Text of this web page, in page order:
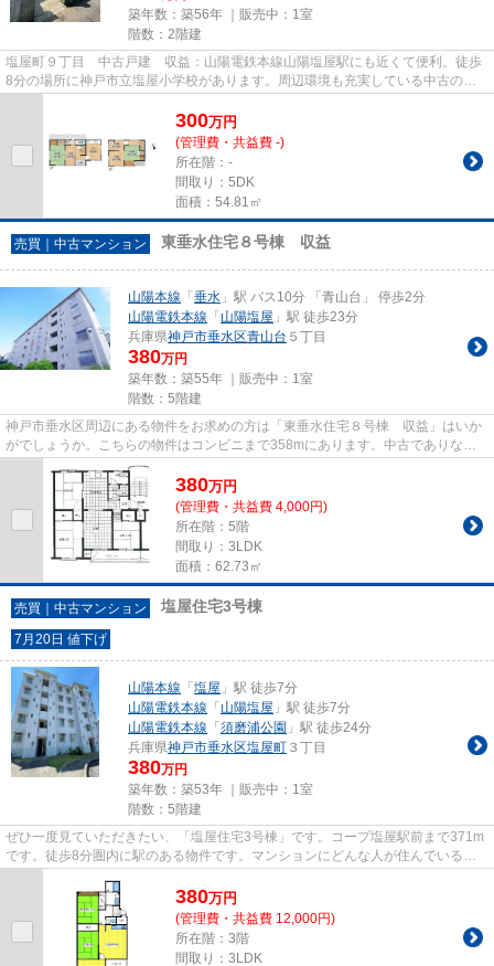
築年数：築56年 ｜販売中： 1室
階数：2階建
塩屋町９丁目 中古戸建 収益：山陽電鉄本線山陽塩屋駅にも近くて便利。徒歩
8分の場所に神戸市立塩屋小学校があります。周辺環境も充実している中古の戸
300万円
(管理費・共益費 -)
所在階：-
間取り：5DK
面積：54.81㎡
売買｜中古マンション 東垂水住宅８号棟 収益
山陽本線 「 垂水 」駅 バス10分 「青山台」 停歩2分
山陽電鉄本線 「 山陽塩屋 」駅 徒歩23分
兵庫県神戸市垂水区青山台 ５丁目
380万円
築年数：築55年 ｜販売中： 1室
階数：5階建
神戸市垂水区周辺にある物件をお求めの方は「東垂水住宅８号棟 収益」はいか
がでしょうか。こちらの物件はコンビニまで358mにあります。中古でありなが
ら、綺麗で機能的な設備のある...
380万円
(管理費・共益費 4,000円)
所在階：5階
間取り：3LDK
面積：62.73㎡
売買｜中古マンション 塩屋住宅3号棟
7月20日 値下げ
山陽本線 「 塩屋 」駅 徒歩7分
山陽電鉄本線 「 山陽塩屋 」駅 徒歩7分
山陽電鉄本線 「 須磨浦公園 」駅 徒歩24分
兵庫県神戸市垂水区塩屋町 ３丁目
380万円
築年数：築53年 ｜販売中： 1室
階数：5階建
ぜひ一度見ていただきたい、「塩屋住宅3号棟」です。コープ塩屋駅前まで371m
です。徒歩8分圏内に駅のある物件です。マンションにどんな人が住んでいるの
380万円
(管理費・共益費 12,000円)
所在階：3階
間取り：3LDK